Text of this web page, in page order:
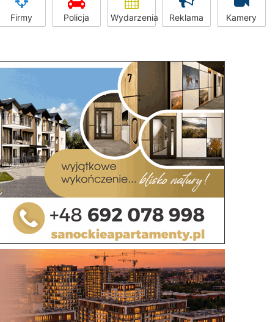
Firmy Policja Wydarzenia Reklama Kamery